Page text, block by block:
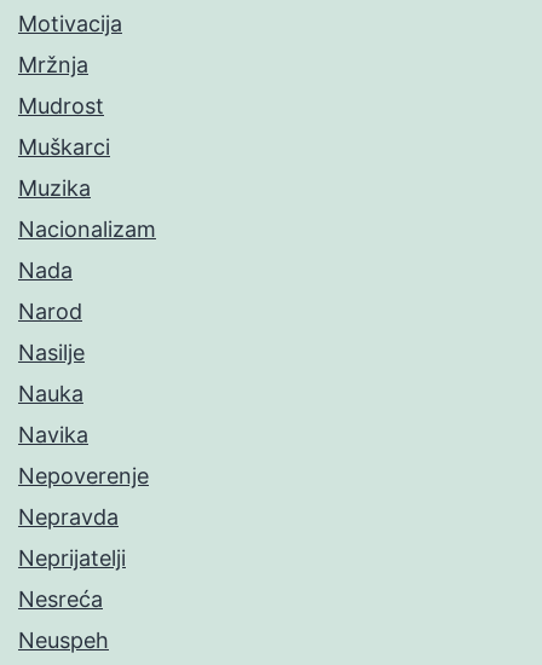
Motivacija
Mržnja
Mudrost
Muškarci
Muzika
Nacionalizam
Nada
Narod
Nasilje
Nauka
Navika
Nepoverenje
Nepravda
Neprijatelji
Nesreća
Neuspeh